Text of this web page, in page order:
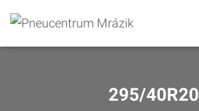
295/40R20